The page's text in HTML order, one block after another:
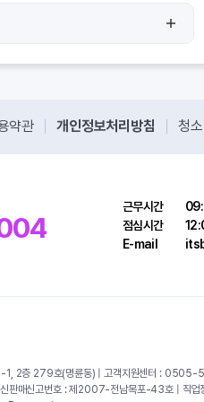
약관 개인정보처리방침 청
근무시간
점심시간
E-mail
1, 2층 279호(명륜동) | 고객지원센터 :
판매신고번호 : 제2007-전남목포-43호 | 직